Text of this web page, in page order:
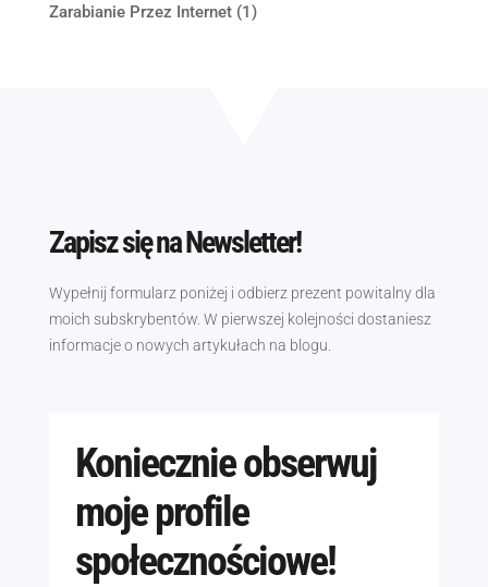
Zarabianie Przez Internet(1)
Zapisz się na Newsletter!
Wypełnij formularz poniżej i odbierz prezent powitalny dla
moich subskrybentów. W pierwszej kolejności dostaniesz
informacje o nowych artykułach na blogu.
Koniecznie obserwuj
moje profile
społecznościowe!